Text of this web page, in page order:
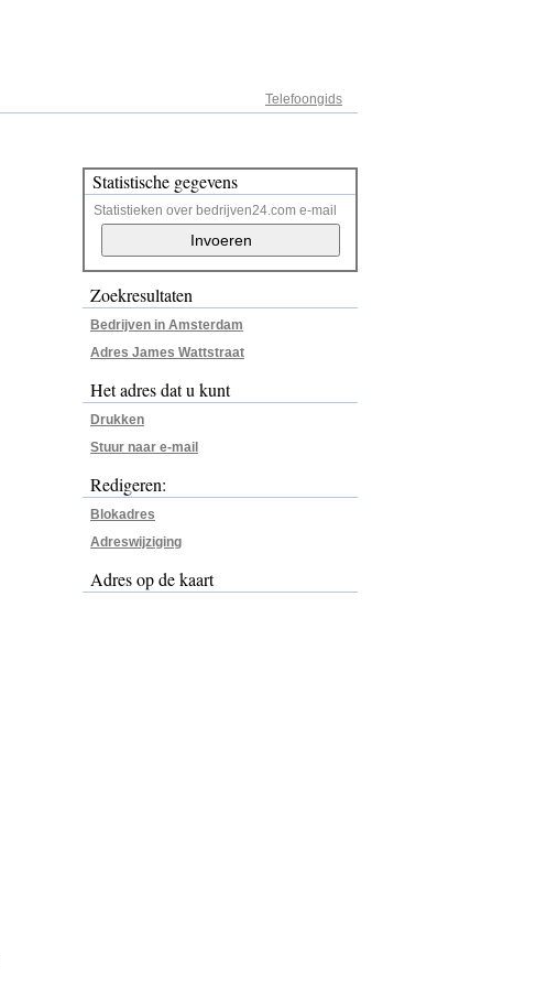
Telefoongids
Statistische gegevens
Statistieken over bedrijven24.com e-mail
Zoekresultaten
Bedrijven in Amsterdam
Adres James Wattstraat
Het adres dat u kunt
Drukken
Stuur naar e-mail
Redigeren:
Blokadres
Adreswijziging
Adres op de kaart